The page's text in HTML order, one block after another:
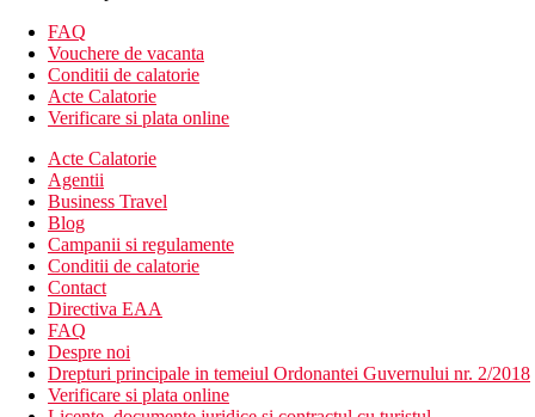
Camera de familie cu posibilitate de doua paturi
suplimentare
Descrierea hotelului
hol de intrare cu receptie
Wi-Fi gratuit (la receptie)
restaurantul principal
bar
snack bar
trei piscine (sezlonguri si umbrele gratuite, prosoape
piscina pentru copii cu tobogane
loc de joaca
mini club
FAQ
Vouchere de vacanta
Conditii de calatorie
Acte Calatorie
Verificare si plata online
Acte Calatorie
Agentii
Business Travel
Blog
Campanii si regulamente
Conditii de calatorie
Contact
Directiva EAA
FAQ
Despre noi
Drepturi principale in temeiul Ordonantei Guvernului nr. 2/2018
Verificare si plata online